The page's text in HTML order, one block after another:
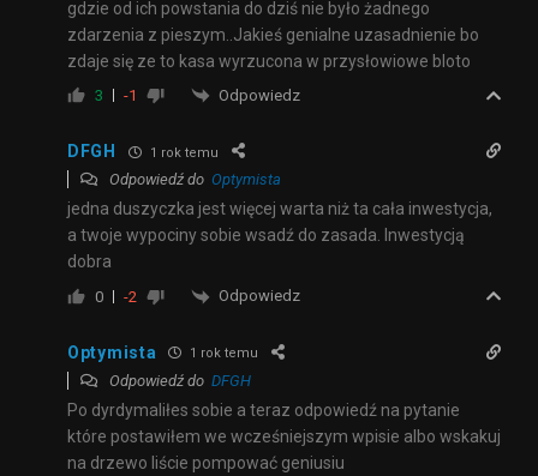
gdzie od ich powstania do dziś nie było żadnego
zdarzenia z pieszym..Jakieś genialne uzasadnienie bo
zdaje się ze to kasa wyrzucona w przysłowiowe bloto
3 -1 Odpowiedz
DFGH 1 rok temu
Odpowiedź do Optymista
jedna duszyczka jest więcej warta niż ta cała inwestycja,
a twoje wypociny sobie wsadź do zasada. Inwestycją
dobra
0 -2 Odpowiedz
Optymista 1 rok temu
Odpowiedź do DFGH
Po dyrdymaliłes sobie a teraz odpowiedź na pytanie
które postawiłem we wcześniejszym wpisie albo wskakuj
na drzewo liście pompować geniusiu